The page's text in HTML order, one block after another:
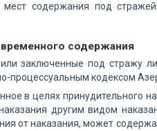
мест содержания под
содержания
заключенные под стражу
процессуальным кодексом
в целях принудительного
другим видом
от наказания, может